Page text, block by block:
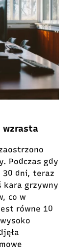
wzrasta
Podczas gdy
30 dni, teraz
kara grzywny
co w
równe 10